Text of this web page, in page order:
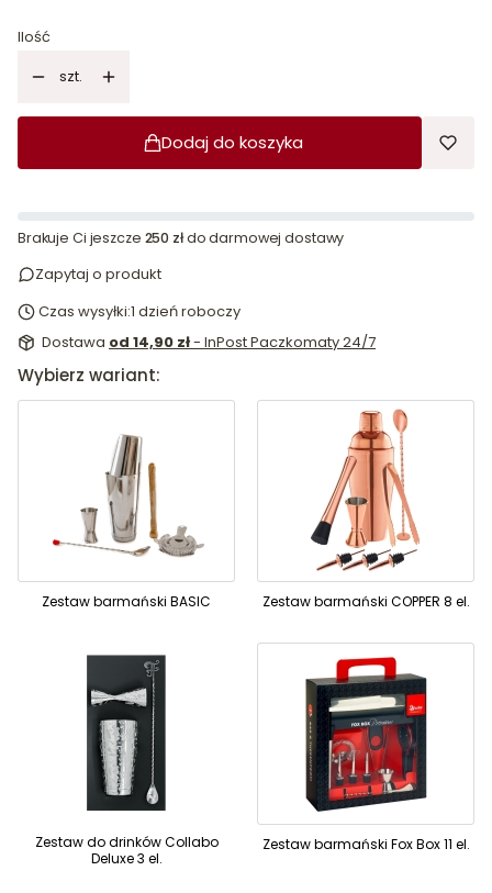
Ilość
szt.
Dodaj do koszyka
Brakuje Ci jeszcze 250 złdo darmowej dostawy
Zapytaj o produkt
Czas wysyłki:1 dzień roboczy
Dostawa od 14,90 zł- InPost Paczkomaty 24/7
Wybierz wariant:
Zestaw barmański BASIC Zestaw barmański COPPER 8 el.
Zestaw do drinków Collabo
Deluxe 3 el.
Zestaw barmański Fox Box 11 el.